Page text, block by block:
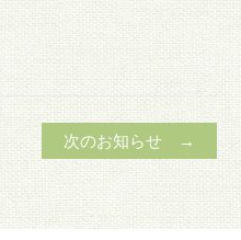
次のお知らせ →